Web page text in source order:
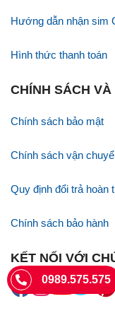
Hướng dẫn nhận sim
Hình thức thanh toán
CHÍNH SÁCH
Chính sách bảo mật
Chính sách vận
Quy định đổi trả hoàn
Chính sách bảo hành
KẾT NỐI VỚI
0989.575.575